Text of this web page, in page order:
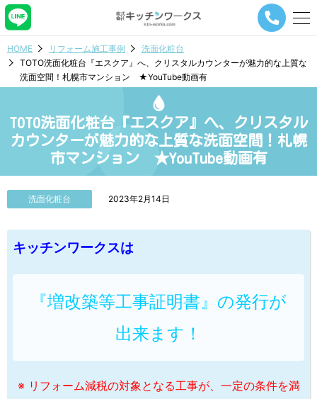
メ
ー
ビ
シ
ョ
ン
タ
HOME リフォーム施工事例
洗面化粧台
TOTO洗面化粧台『エスクア』へ、クリスタルカウンターが魅力的な上質な
洗面空間！札幌市マンション ★YouTube動画有
TOTO洗面化粧台『エスクア』へ、クリスタル
カウンターが魅力的な上質な洗面空間！札幌
市マンション ★YouTube動画有
洗面化粧台 2023年2月14日
キッチンワークスは
『増改築等工事証明書』の発行が
出来ます！
※ リフォーム減税の対象となる工事が、一定の条件を満